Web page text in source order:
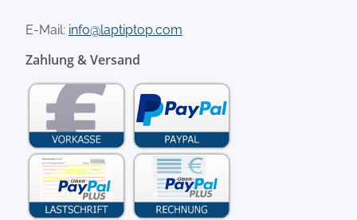
E-Mail: info@laptiptop.com
Zahlung & Versand